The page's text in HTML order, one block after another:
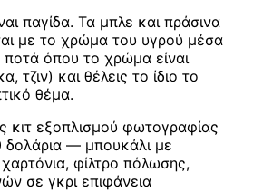
παγίδα. Τα μπλε και πράσινα
με το χρώμα του υγρού μέσα
ποτά όπου το χρώμα είναι
τζιν) και θέλεις το ίδιο το
θέμα.
κιτ εξοπλισμού φωτογραφίας
— μπουκάλι με
φίλτρο πόλωσης,
σε γκρι επιφάνεια